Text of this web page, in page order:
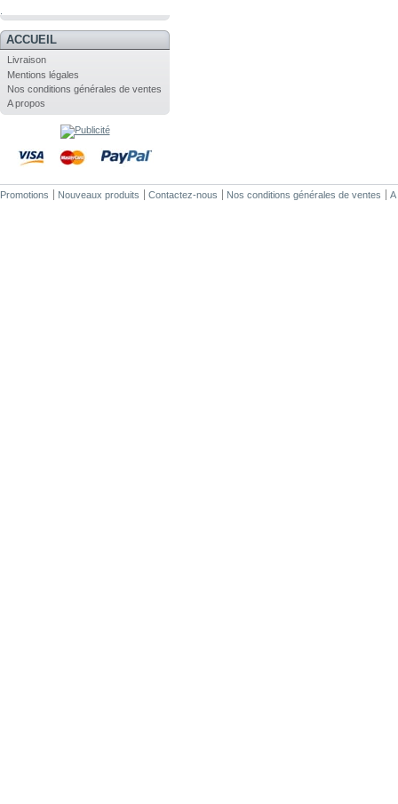
ACCUEIL
Livraison
Mentions légales
Nos conditions générales de ventes
A propos
Promotions Nouveaux produits Contactez-nous Nos conditions générales de ventes A